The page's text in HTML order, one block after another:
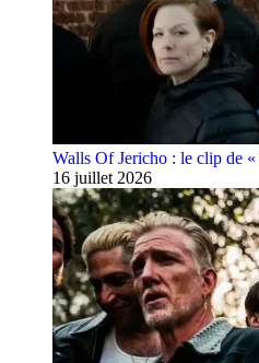
Walls Of Jericho : le clip de
16 juillet 2026